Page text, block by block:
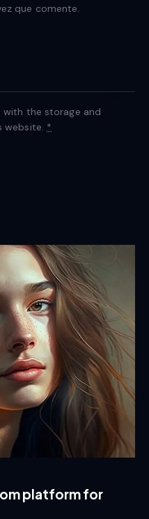
que comente.
with the storage and
website. *
platform for